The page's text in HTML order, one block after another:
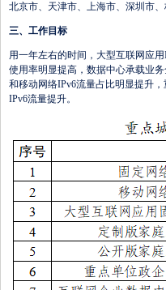
北京市、天津市、上海市、深圳市
三、工作目标
用一年左右的时间，大型互联网应
使用率明显提高，数据中心承载业
和移动网络IPv6流量占比明显提升
IPv6流量提升。